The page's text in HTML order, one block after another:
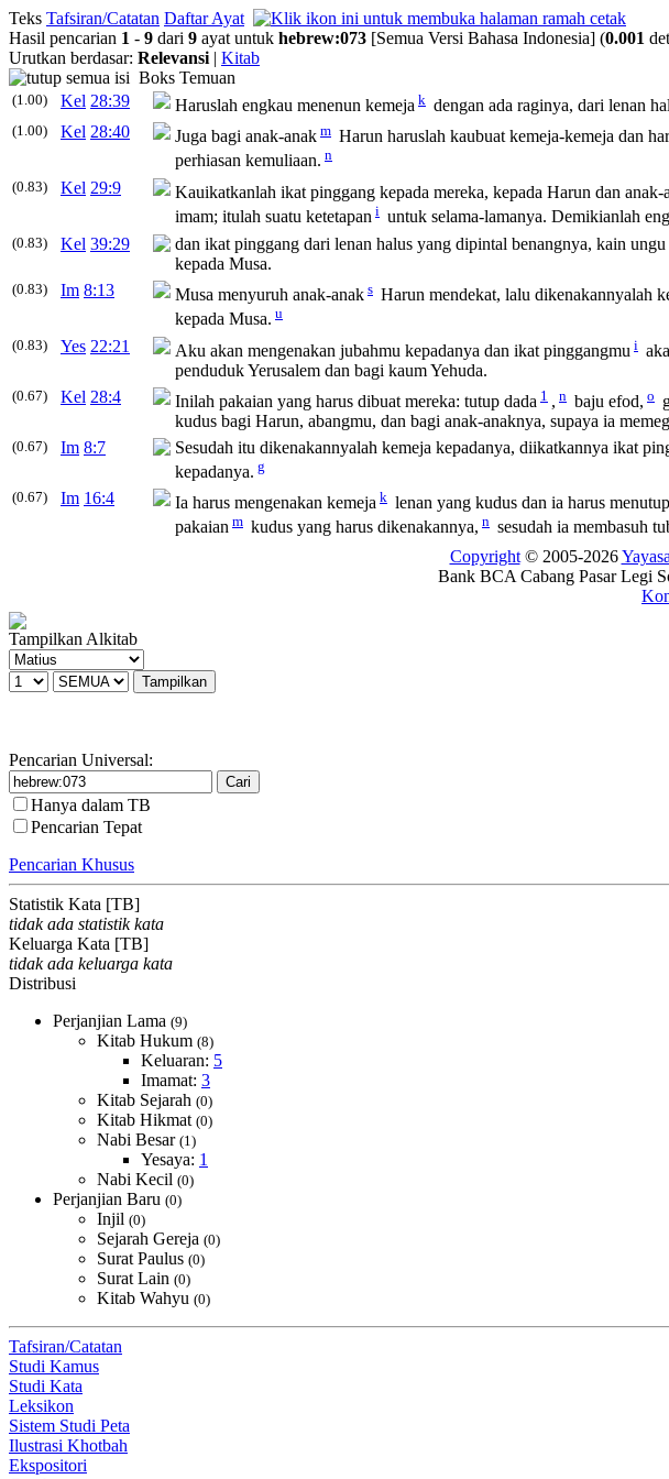
Teks Tafsiran/Catatan Daftar Ayat
Hasil pencarian 1 - 9 dari 9 ayat untuk hebrew:073 [Semua Versi Bahasa Indonesia] (0.001
Urutkan berdasar: Relevansi | Kitab
Boks Temuan
(1.00) Kel 28:39 Haruslah engkau menenun kemeja k dengan ada raginya, dari lenan
(1.00) Kel 28:40 Juga bagi anak-anak m Harun haruslah kaubuat kemeja-kemeja dan
perhiasan kemuliaan. n
(0.83)
Kel 29:9 Kauikatkanlah ikat pinggang kepada mereka, kepada Harun dan anak-
imam; itulah suatu ketetapan i untuk selama-lamanya. Demikianlah
(0.83) Kel 39:29
dan ikat pinggang dari lenan halus yang dipintal benangnya, kain
kepada Musa.
(0.83) Im 8:13 Musa menyuruh anak-anak s Harun mendekat, lalu dikenakannyalah
kepada Musa. u
(0.83)
Yes 22:21 Aku akan mengenakan jubahmu kepadanya dan ikat pinggangmu i
penduduk Yerusalem dan bagi kaum Yehuda.
(0.67) Kel 28:4 Inilah pakaian yang harus dibuat mereka: tutup dada 1 , n baju efod, o
kudus bagi Harun, abangmu, dan bagi anak-anaknya, supaya ia
(0.67) Im 8:7
Sesudah itu dikenakannyalah kemeja kepadanya, diikatkannya ikat
kepadanya. g
(0.67)
Im 16:4 Ia harus mengenakan kemeja k lenan yang kudus dan ia harus
pakaian m kudus yang harus dikenakannya, n sesudah ia membasuh
Copyright© 2005-2026
Bank BCA Cabang Pasar Legi
Tampilkan Alkitab
Pencarian Universal:
Hanya dalam TB
Pencarian Tepat
Pencarian Khusus
Statistik Kata [TB]
tidak ada statistik kata
Keluarga Kata [TB]
tidak ada keluarga kata
Distribusi
Perjanjian Lama (9)
Kitab Hukum (8)
Keluaran: 5
Imamat: 3
Kitab Sejarah (0)
Kitab Hikmat (0)
Nabi Besar (1)
Yesaya: 1
Nabi Kecil (0)
Perjanjian Baru (0)
Injil (0)
Sejarah Gereja (0)
Surat Paulus (0)
Surat Lain (0)
Kitab Wahyu (0)
Tafsiran/Catatan
Studi Kamus
Studi Kata
Leksikon
Sistem Studi Peta
Ilustrasi Khotbah
Ekspositori